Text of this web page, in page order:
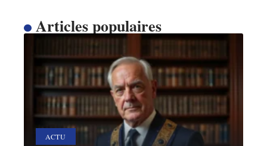
Articles populaires
ACTU